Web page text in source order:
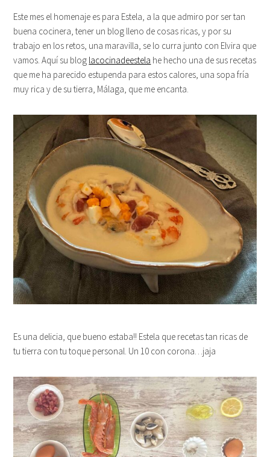
Este mes el homenaje es para Estela, a la que admiro por ser tan
buena cocinera, tener un blog lleno de cosas ricas, y por su
trabajo en los retos, una maravilla, se lo curra junto con Elvira que
vamos. Aquí su blog lacocinadeestela he hecho una de sus recetas
que me ha parecido estupenda para estos calores, una sopa fría
muy rica y de su tierra, Málaga, que me encanta.
Es una delicia, que bueno estaba!! Estela que recetas tan ricas de
tu tierra con tu toque personal. Un 10 con corona…jaja